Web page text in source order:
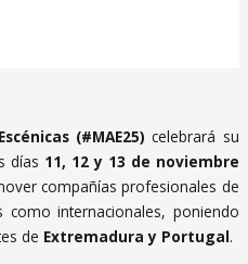
(#MAE25) celebrará su
días 11, 12 y 13 de noviembre
compañías profesionales de
como internacionales, poniendo
de Extremadura y Portugal.